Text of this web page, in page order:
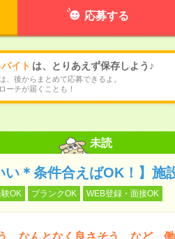
応募する
イト は、とりあえず保存しよう♪
、後からまとめて応募できるよ。
ーチが届くことも！
未読
い＊条件合えばOK！】施
OK ブランクOK WEB登録・面接OK
、なんとなく良さそう…など、